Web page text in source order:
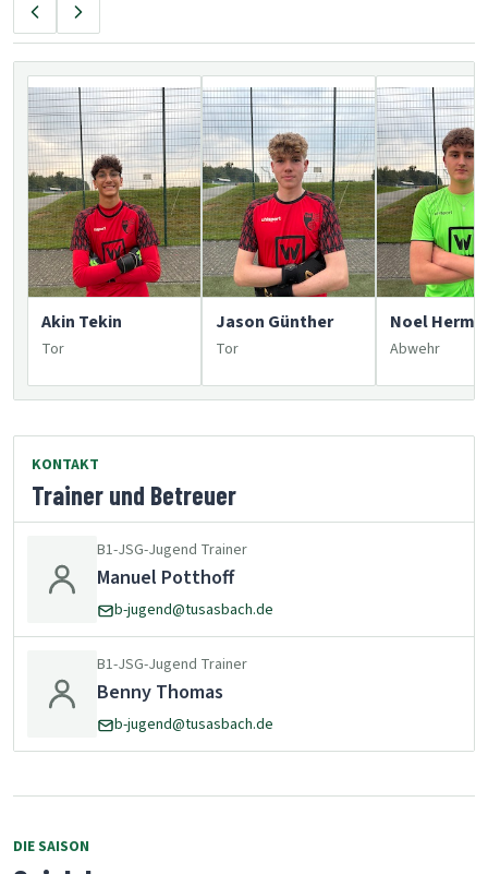
Akin Tekin
Tor
Jason Günther
Tor
Noel
Abwehr
KONTAKT
Trainer und Betreuer
B1-JSG-Jugend Trainer
Manuel Potthoff
b-jugend@tusasbach.de
B1-JSG-Jugend Trainer
Benny Thomas
b-jugend@tusasbach.de
DIE SAISON